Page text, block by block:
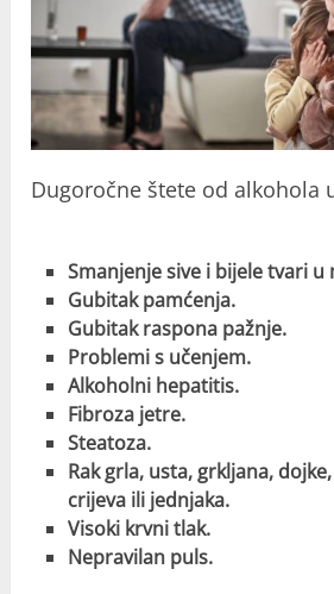
Dugoročne štete od alkohola
Smanjenje sive i bijele tvari u
Gubitak pamćenja.
Gubitak raspona pažnje.
Problemi s učenjem.
Alkoholni hepatitis.
Fibroza jetre.
Steatoza.
Rak grla, usta, grkljana,
crijeva ili jednjaka.
Visoki krvni tlak.
Nepravilan puls.